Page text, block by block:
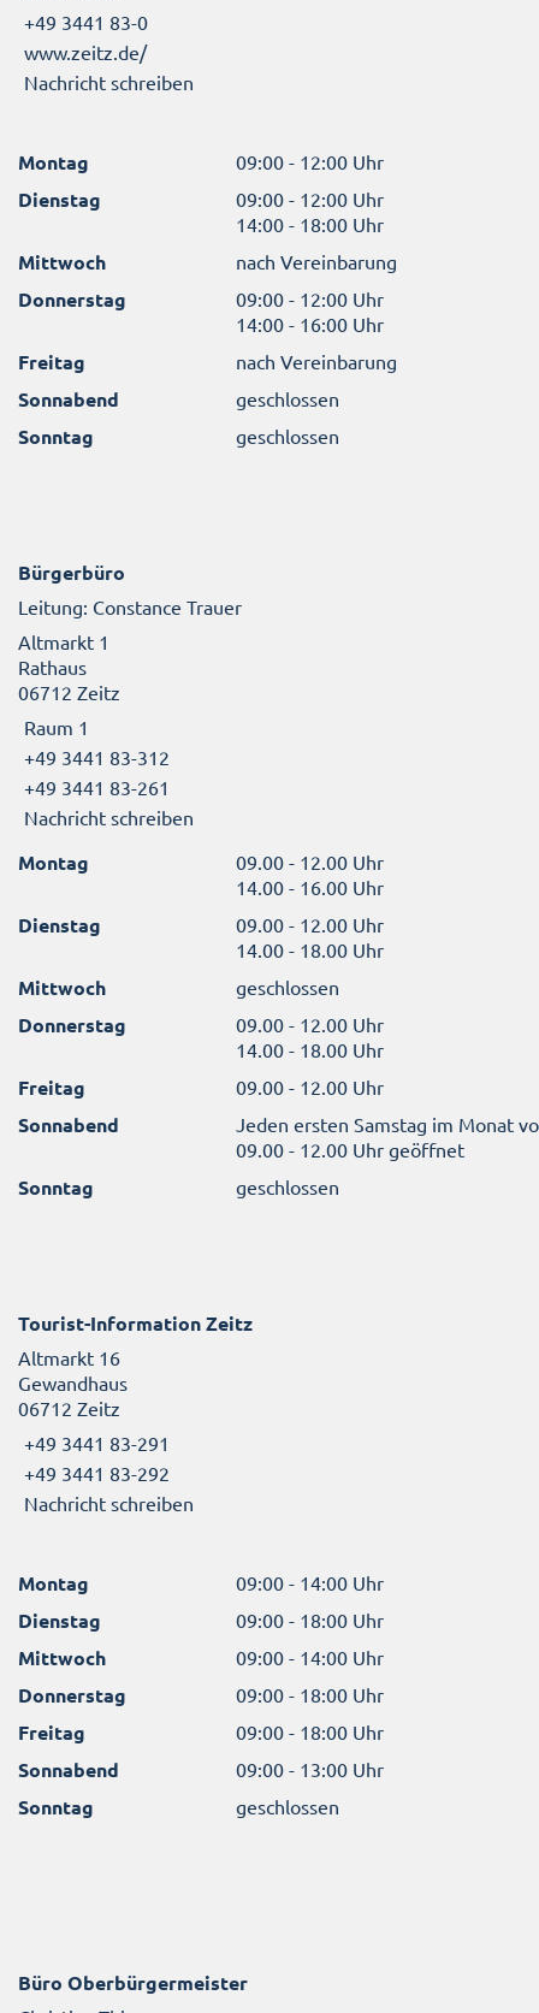
+49 3441 83-0
www.zeitz.de/
Nachricht schreiben
Montag 09:00 - 12:00 Uhr
Dienstag
09:00 - 12:00 Uhr
14:00 - 18:00 Uhr
Mittwoch nach Vereinbarung
Donnerstag
09:00 - 12:00 Uhr
14:00 - 16:00 Uhr
Freitag nach Vereinbarung
Sonnabend geschlossen
Sonntag geschlossen
Bürgerbüro
Leitung: Constance Trauer
Altmarkt 1
Rathaus
06712 Zeitz
Raum 1
+49 3441 83-312
+49 3441 83-261
Nachricht schreiben
Montag
09.00 - 12.00 Uhr
14.00 - 16.00 Uhr
Dienstag
09.00 - 12.00 Uhr
14.00 - 18.00 Uhr
Mittwoch geschlossen
Donnerstag
09.00 - 12.00 Uhr
14.00 - 18.00 Uhr
Freitag 09.00 - 12.00 Uhr
Sonnabend
Jeden ersten Samstag im Monat
09.00 - 12.00 Uhr geöffnet
Sonntag geschlossen
Tourist-Information Zeitz
Altmarkt 16
Gewandhaus
06712 Zeitz
+49 3441 83-291
+49 3441 83-292
Nachricht schreiben
Montag 09:00 - 14:00 Uhr
Dienstag 09:00 - 18:00 Uhr
Mittwoch 09:00 - 14:00 Uhr
Donnerstag 09:00 - 18:00 Uhr
Freitag 09:00 - 18:00 Uhr
Sonnabend 09:00 - 13:00 Uhr
Sonntag geschlossen
Büro Oberbürgermeister